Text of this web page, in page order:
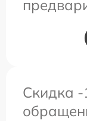
Скидка -